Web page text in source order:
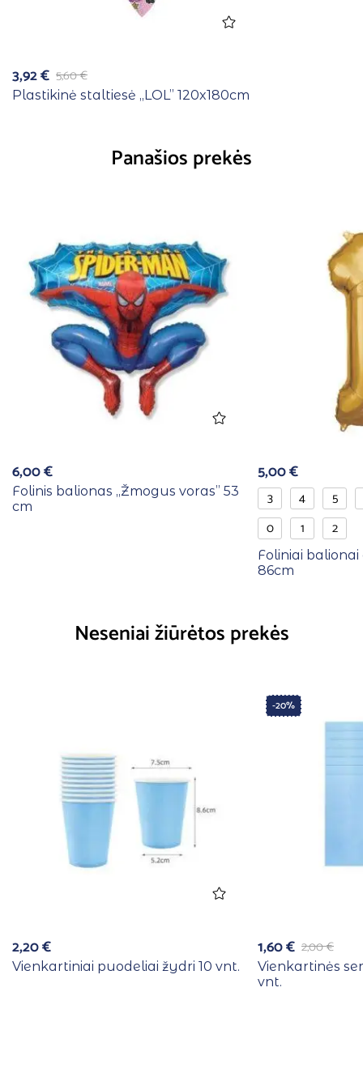
5,60€
3,92€
Plastikinė staltiesė ,,LOL” 120x180cm
Panašios prekės
6,00€
Folinis balionas ,,Žmogus voras” 53
cm
5,00€
3 4
5
0
1 2
Foliniai
86cm
Neseniai žiūrėtos prekės
2,20€
Vienkartiniai puodeliai žydri 10 vnt.
-20%
2,00€
1,60€
Vienkartinės
vnt.